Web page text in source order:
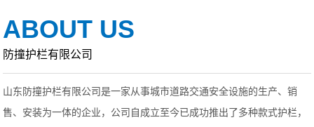
ABOUT US
防撞护栏有限公司
山东防撞护栏有限公司是一家从事城市道路交通安全设施的生产、销
售、安装为一体的企业，公司自成立至今已成功推出了多种款式护栏，